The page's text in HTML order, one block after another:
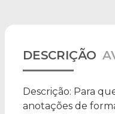
DESCRIÇÃO
Descrição: Para
anotações de